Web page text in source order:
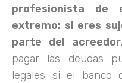
profesionista
extremo: si eres
parte del acreedor.
pagar las deudas
legales si el banco